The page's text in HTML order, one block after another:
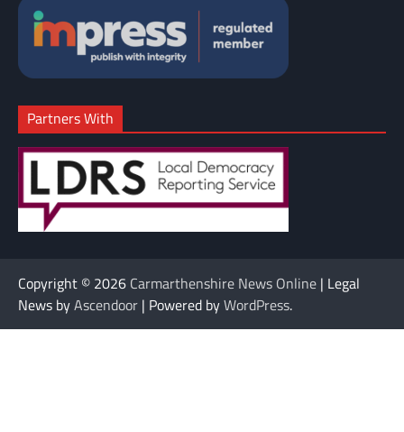
Partners With
Copyright © 2026 Carmarthenshire News Online | Legal
News byAscendoor | Powered byWordPress.